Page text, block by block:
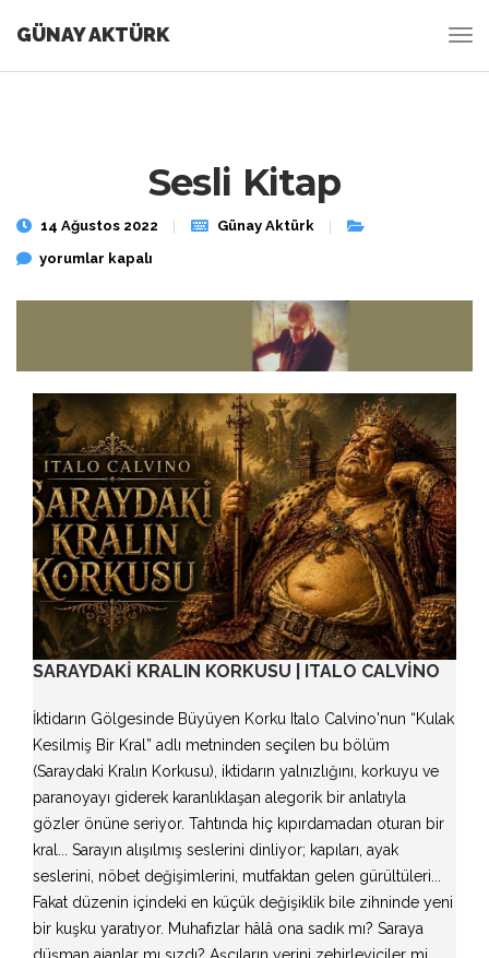
GÜNAY AKTÜRK
Sesli Kitap
14 Ağustos 2022
Günay Aktürk
Sesli Kitap için
yorumlar kapalı
SARAYDAKI KRALIN KORKUSU | ITALO CALVINO
İktidarın Gölgesinde Büyüyen Korku Italo Calvino'nun “Kulak
Kesilmiş Bir Kral” adlı metninden seçilen bu bölüm
(Saraydaki Kralın Korkusu), iktidarın yalnızlığını, korkuyu ve
paranoyayı giderek karanlıklaşan alegorik bir anlatıyla
gözler önüne seriyor. Tahtında hiç kıpırdamadan oturan bir
kral... Sarayın alışılmış seslerini dinliyor; kapıları, ayak
seslerini, nöbet değişimlerini, mutfaktan gelen gürültüleri...
Fakat düzenin içindeki en küçük değişiklik bile zihninde yeni
bir kuşku yaratıyor. Muhafızlar hâlâ ona sadık mı? Saraya
düşman ajanlar mı sızdı? Aşçıların yerini zehirleyiciler mi